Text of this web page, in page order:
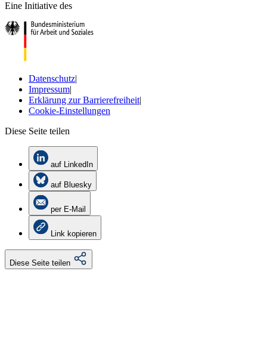
Eine Initiative des
Datenschutz|
Impressum|
Erklärung zur Barrierefreiheit|
Cookie-Einstellungen
Diese Seite teilen
auf LinkedIn
auf Bluesky
per E-Mail
Link kopieren
Diese Seite teilen